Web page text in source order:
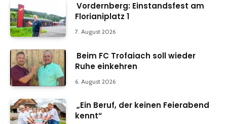
Vordernberg: Einstandsfest am
Florianiplatz 1
7. August 2026
Beim FC Trofaiach soll wieder
Ruhe einkehren
6. August 2026
„Ein Beruf, der keinen Feierabend
kennt“